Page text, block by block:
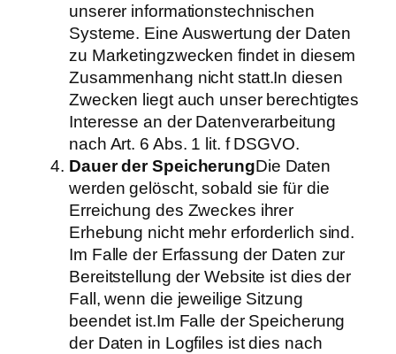
unserer informationstechnischen
Systeme. Eine Auswertung der Daten
zu Marketingzwecken findet in diesem
Zusammenhang nicht statt.In diesen
Zwecken liegt auch unser berechtigtes
Interesse an der Datenverarbeitung
nach Art. 6 Abs. 1 lit. f DSGVO.
Dauer der SpeicherungDie Daten
werden gelöscht, sobald sie für die
Erreichung des Zweckes ihrer
Erhebung nicht mehr erforderlich sind.
Im Falle der Erfassung der Daten zur
Bereitstellung der Website ist dies der
Fall, wenn die jeweilige Sitzung
beendet ist.Im Falle der Speicherung
der Daten in Logfiles ist dies nach